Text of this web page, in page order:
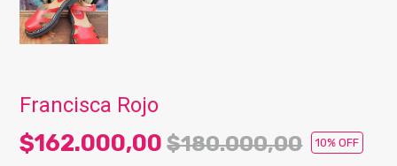
Francisca Rojo
$162.000,00$180.000,00 10% OFF